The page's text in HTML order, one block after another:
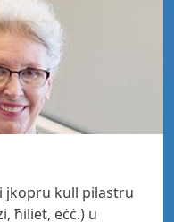
jkopru kull pilastru
ħiliet, eċċ.) u